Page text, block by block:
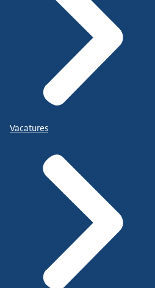
Vacatures